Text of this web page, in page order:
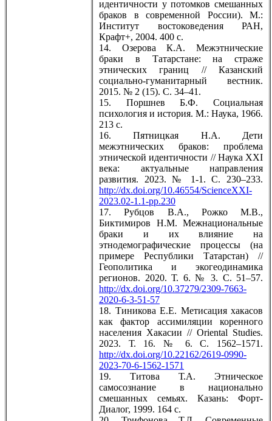
идентичности у потомков смешанных
браков в современной России). М.:
Институт востоковедения РАН,
Крафт+, 2004. 400 с.
14. Озерова К.А. Межэтнические
браки в Татарстане: на страже
этнических границ // Казанский
социально-гуманитарный вестник.
2015. № 2 (15). С. 34–41.
15. Поршнев Б.Ф. Социальная
психология и история. М.: Наука, 1966.
213 с.
16. Пятницкая Н.А. Дети
межэтнических браков: проблема
этнической идентичности // Наука XXI
века: актуальные направления
развития. 2023. № 1-1. С. 230–233.
http://dx.doi.org/10.46554/ScienceXXI-
2023.02-1.1-pp.230
17. Рубцов В.А., Рожко М.В.,
Биктимиров Н.М. Межнациональные
браки и их влияние на
этнодемографические процессы (на
примере Республики Татарстан) //
Геополитика и экогеодинамика
регионов. 2020. Т. 6. № 3. С. 51–57.
http://dx.doi.org/10.37279/2309-7663-
2020-6-3-51-57
18. Тиникова Е.Е. Метисация хакасов
как фактор ассимиляции коренного
населения Хакасии // Oriental Studies.
2023. Т. 16. № 6. C. 1562–1571.
http://dx.doi.org/10.22162/2619-0990-
2023-70-6-1562-1571
19. Титова Т.А. Этническое
самосознание в национально
смешанных семьях. Казань: Форт-
Диалог, 1999. 164 с.